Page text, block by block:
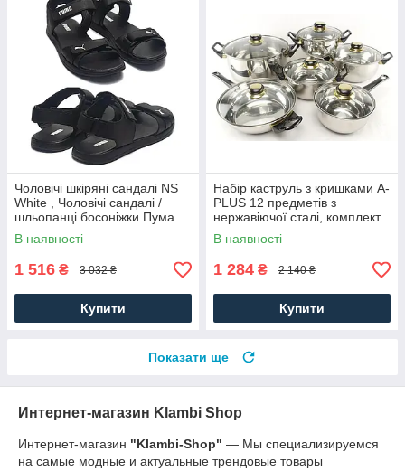
Чоловічі шкіряні сандалі NS
White , Чоловічі сандалі /
шльопанці босоніжки Пума
чорні. Чоловіче літнє взуття
В наявності
1 516 ₴ 3 032 ₴
Купити
Набір каструль з кришками A-
PLUS 12 предметів з
нержавіючої сталі, комплект
посуду для дому
В наявності
1 284 ₴ 2 140 ₴
Купити
Показати ще
Интернет-магазин Klambi Shop
Интернет-магазин "Klambi-Shop" ― Мы специализируемся
на самые модные и актуальные трендовые товары